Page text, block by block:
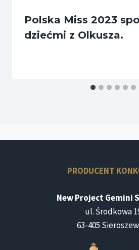
Polska Miss 2023
dziećmi z Olkusza.
PRODUCENT
New Project Gemini
ul. Środkowa
63-405